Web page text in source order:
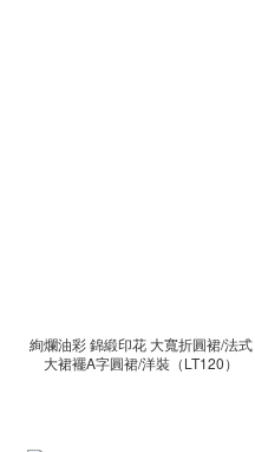
絢爛油彩 錦緞印花 大寬折圓裙/法式
大裙襬A字圓裙/洋裝（LT120）